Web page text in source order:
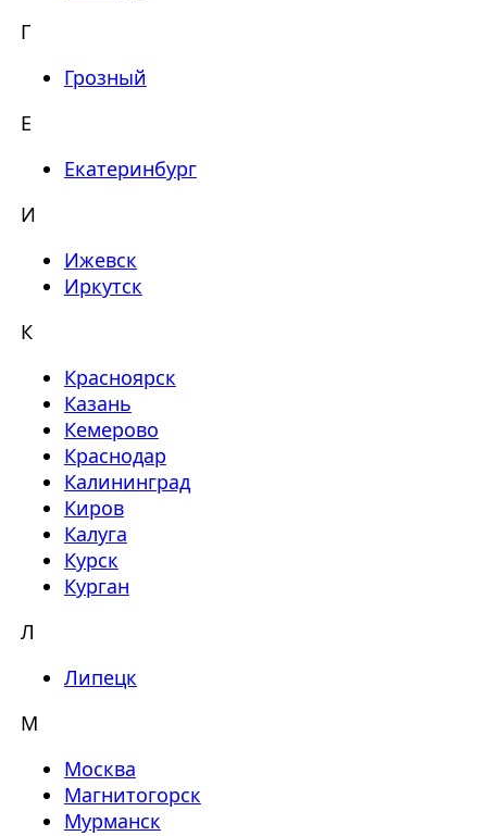
Г
Грозный
Е
Екатеринбург
И
Ижевск
Иркутск
К
Красноярск
Казань
Кемерово
Краснодар
Калининград
Киров
Калуга
Курск
Курган
Л
Липецк
М
Москва
Магнитогорск
Мурманск